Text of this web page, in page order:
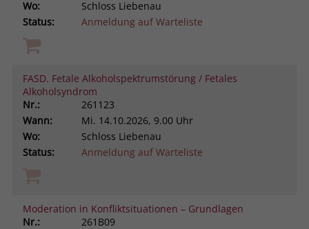
Wo:
Schloss Liebenau
Status:
Anmeldung auf Warteliste
FASD. Fetale Alkoholspektrumstörung / Fetales
Alkoholsyndrom
Nr.:
261123
Wann:
Mi. 14.10.2026, 9.00 Uhr
Wo:
Schloss Liebenau
Status:
Anmeldung auf Warteliste
Moderation in Konfliktsituationen – Grundlagen
Nr.:
261B09